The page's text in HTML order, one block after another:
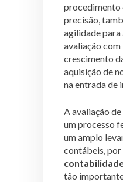
procedimento
precisão,
agilidade para
avaliação com
crescimento
aquisição de
na entrada de
A avaliação
um processo
um amplo
contábeis, por
tão